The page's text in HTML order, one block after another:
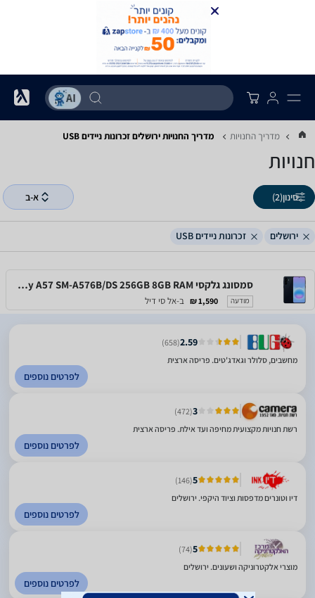
מדריך החנויות מדריך החנויות ‏ירושלים ‏זכרונות ניידים USB
חנויות
סינון(2) א-ב
ירושלים זכרונות ניידים USB
סמסונג גלקסי Samsung Galaxy A57 SM-A576B/DS 256GB 8GB RAM
מודעה 1,590 ₪ ב-אל סי דיל
2.59
(658)
מחשבים, סלולר וגאדג'טים. פריסה ארצית
לפרטים נוספים
3
(472)
רשת חנויות מקצועית מחיפה ועד אילת. פריסה ארצית
לפרטים נוספים
5
(146)
דיו וטונרים מדפסות וציוד היקפי. ירושלים
לפרטים נוספים
5
(74)
מוצרי אלקטרוניקה ושעונים. ירושלים
לפרטים נוספים